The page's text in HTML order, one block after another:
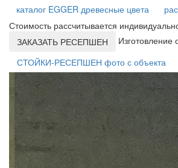
каталог EGGER древесные цвета
Стоимость рассчитывается
ЗАКАЗАТЬ РЕСЕПШЕН
Изготовление
СТОЙКИ-РЕСЕПШЕН фото с объекта